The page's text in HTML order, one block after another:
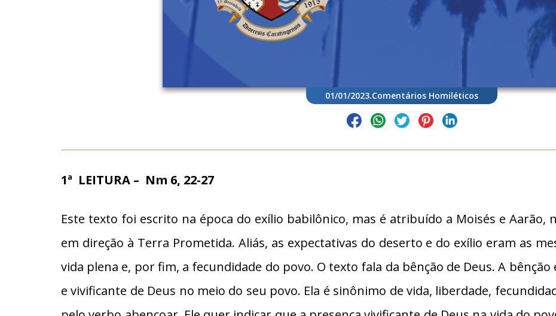
01/01/2023.Comentários Homiléticos
1ª LEITURA – Nm 6, 22-27
Este texto foi escrito na época do exílio babilônico, mas é atribuído a Moisés e Aarão,
em direção à Terra Prometida. Aliás, as expectativas do deserto e do exílio eram as
vida plena e, por fim, a fecundidade do povo. O texto fala da bênção de Deus. A
e vivificante de Deus no meio do seu povo. Ela é sinônimo de vida, liberdade,